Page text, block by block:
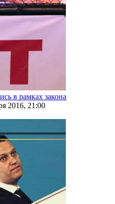
в рамках закона
2016, 21:00